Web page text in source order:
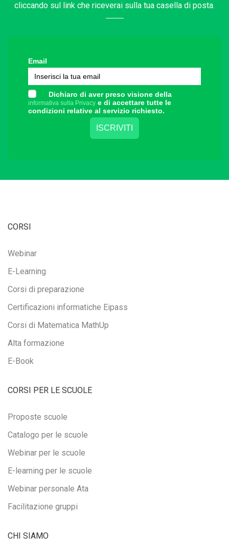
cliccando sul link che riceverai sulla tua casella di posta.
Email
Dichiaro di aver preso visione della
informativa sulla Privacy e di accettare tutte le
condizioni relative al servizio richiesto.
CORSI
Webinar
E-Learning
Corsi di preparazione
Certificazioni informatiche Eipass
Corsi di Matematica MathUp
Alta formazione
E-Book
CORSI PER LE SCUOLE
Proposte scuole
Catalogo per le scuole
Webinar per le scuole
E-learning per le scuole
Webinar personale Ata
Facilitazione gruppi
CHI SIAMO